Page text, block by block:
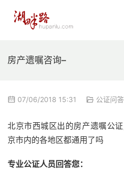
房产遗嘱咨询–
07/06/2018 15:31 公证问答
北京市西城区出的房产遗嘱公
京市内的各地区都通用了吗
专业公证人员回答您：